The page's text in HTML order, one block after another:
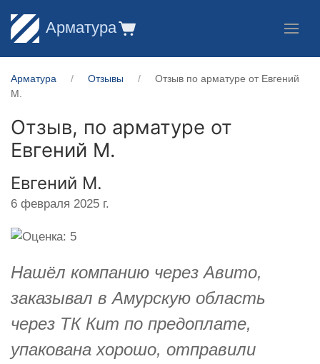
Арматура
Арматура Отзывы
Отзыв по арматуре от ​Евгений
М.
Отзыв, по арматуре от
Евгений М.
​Евгений М.
6 февраля 2025 г.
Нашёл компанию через Авито,
заказывал в Амурскую область
через ТК Кит по предоплате,
упакована хорошо, отправили